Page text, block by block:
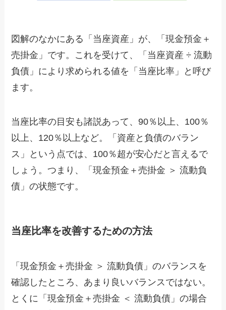
図解のなかにある「当座資産」が、「現金預金＋
売掛金」です。これを受けて、「当座資産 ÷ 流動
負債」により求められる値を「当座比率」と呼び
ます。
当座比率の目安も諸説あって、90％以上、100％
以上、120％以上など。「資産と負債のバラン
ス」という点では、100％超が安心だと言えるで
しょう。つまり、「現金預金＋売掛金 ＞ 流動負
債」の状態です。
当座比率を改善するための方法
「現金預金＋売掛金 ＞ 流動負債」のバランスを
確認したところ、あまり良いバランスではない。
とくに「現金預金＋売掛金 ＜ 流動負債」の場合